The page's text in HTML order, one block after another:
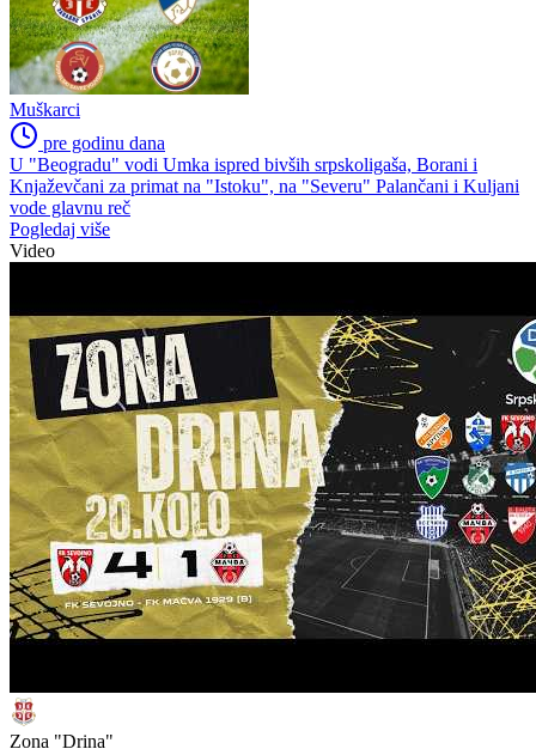
Muškarci
pre godinu dana
U "Beogradu" vodi Umka ispred bivših srpskoligaša, Borani i
Knjaževčani za primat na "Istoku", na "Severu" Palančani i Kuljani
vode glavnu reč
Pogledaj više
Video
Zona "Drina"